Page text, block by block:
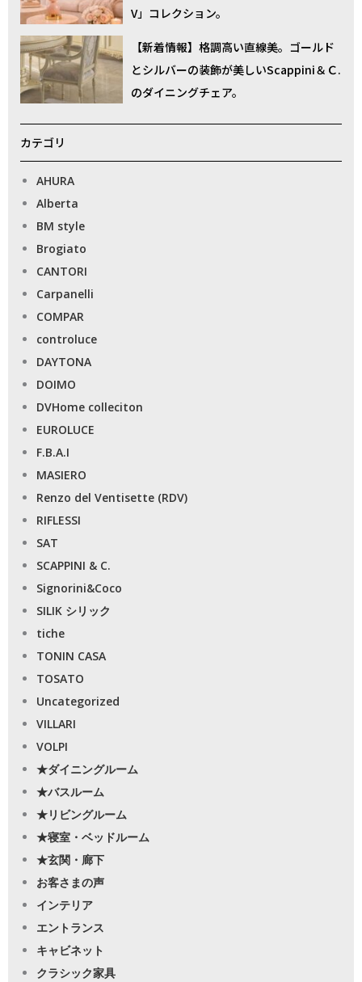
V」コレクション。
【新着情報】格調高い直線美。ゴールド
とシルバーの装飾が美しいScappini＆Ｃ.
のダイニングチェア。
カテゴリ
AHURA
Alberta
BM style
Brogiato
CANTORI
Carpanelli
COMPAR
controluce
DAYTONA
DOIMO
DVHome colleciton
EUROLUCE
F.B.A.I
MASIERO
Renzo del Ventisette (RDV)
RIFLESSI
SAT
SCAPPINI & C.
Signorini&Coco
SILIK シリック
tiche
TONIN CASA
TOSATO
Uncategorized
VILLARI
VOLPI
★ダイニングルーム
★バスルーム
★リビングルーム
★寝室・ベッドルーム
★玄関・廊下
お客さまの声
インテリア
エントランス
キャビネット
クラシック家具